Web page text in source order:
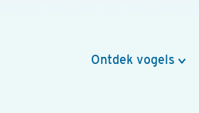
Ontdek vogels